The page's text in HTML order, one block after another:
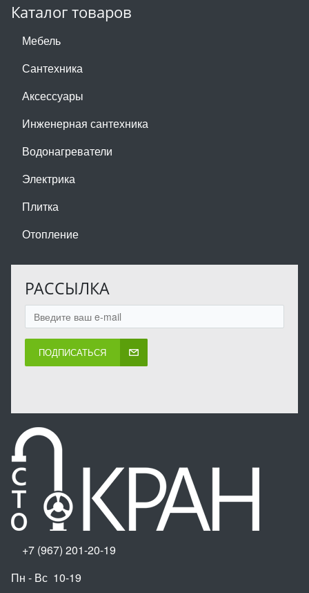
Каталог товаров
Мебель
Сантехника
Аксессуары
Инженерная сантехника
Водонагреватели
Электрика
Плитка
Отопление
РАССЫЛКА
ПОДПИСАТЬСЯ
+7 (967) 201-20-19
Пн - Вс 10-19